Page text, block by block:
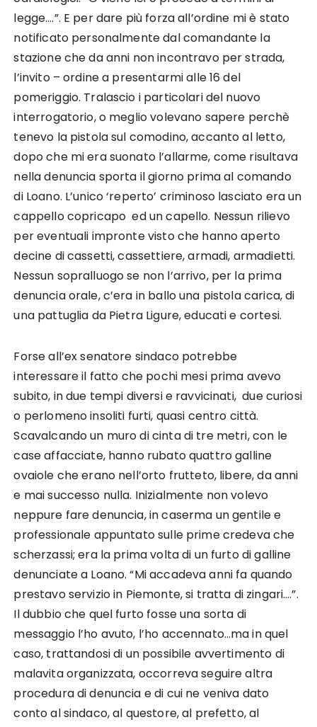
legge….”. E per dare più forza all’ordine mi è stato
notificato personalmente dal comandante la
stazione che da anni non incontravo per strada,
l’invito – ordine a presentarmi alle 16 del
pomeriggio. Tralascio i particolari del nuovo
interrogatorio, o meglio volevano sapere perchè
tenevo la pistola sul comodino, accanto al letto,
dopo che mi era suonato l’allarme, come risultava
nella denuncia sporta il giorno prima al comando
di Loano. L’unico ‘reperto’ criminoso lasciato era un
cappello copricapo ed un capello. Nessun rilievo
per eventuali impronte visto che hanno aperto
decine di cassetti, cassettiere, armadi, armadietti.
Nessun sopralluogo se non l’arrivo, per la prima
denuncia orale, c’era in ballo una pistola carica, di
una pattuglia da Pietra Ligure, educati e cortesi.
Forse all’ex senatore sindaco potrebbe
interessare il fatto che pochi mesi prima avevo
subito, in due tempi diversi e ravvicinati, due curiosi
o perlomeno insoliti furti, quasi centro città.
Scavalcando un muro di cinta di tre metri, con le
case affacciate, hanno rubato quattro galline
ovaiole che erano nell’orto frutteto, libere, da anni
e mai successo nulla. Inizialmente non volevo
neppure fare denuncia, in caserma un gentile e
professionale appuntato sulle prime credeva che
scherzassi; era la prima volta di un furto di galline
denunciate a Loano. “Mi accadeva anni fa quando
prestavo servizio in Piemonte, si tratta di zingari….”.
Il dubbio che quel furto fosse una sorta di
messaggio l’ho avuto, l’ho accennato…ma in quel
caso, trattandosi di un possibile avvertimento di
malavita organizzata, occorreva seguire altra
procedura di denuncia e di cui ne veniva dato
conto al sindaco, al questore, al prefetto, al